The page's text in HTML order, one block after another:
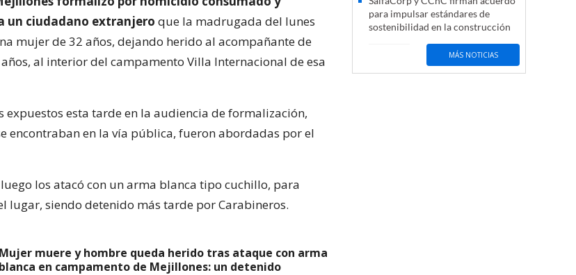
un ciudadano extranjero que la madrugada del lunes
mujer de 32 años, dejando herido al acompañante de
al interior del campamento Villa Internacional de esa
expuestos esta tarde en la audiencia de formalización,
encontraban en la vía pública, fueron abordadas por el
los atacó con un arma blanca tipo cuchillo, para
lugar, siendo detenido más tarde por Carabineros.
Mujer muere y hombre queda herido tras ataque con arma
blanca en campamento de Mejillones: un detenido
para impulsar estándares de
sostenibilidad en la construcción
MÁS NOTICIAS